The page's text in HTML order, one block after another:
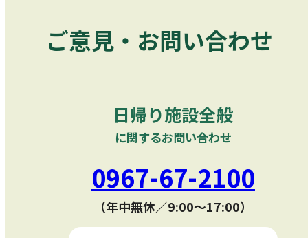
ご意見・お問い合わせ
日帰り施設全般
に関するお問い合わせ
0967-67-2100
（年中無休／9:00〜17:00）